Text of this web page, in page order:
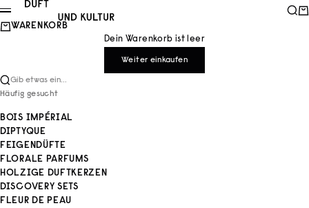
Zum Inhalt springen
Duft und Kultur
Menü
WARENKORB
Dein Warenkorb ist leer
Weiter einkaufen
Gib etwas ein...
Häufig gesucht
BOIS IMPÉRIAL
DIPTYQUE
FEIGENDÜFTE
FLORALE PARFUMS
HOLZIGE DUFTKERZEN
DISCOVERY SETS
FLEUR DE PEAU